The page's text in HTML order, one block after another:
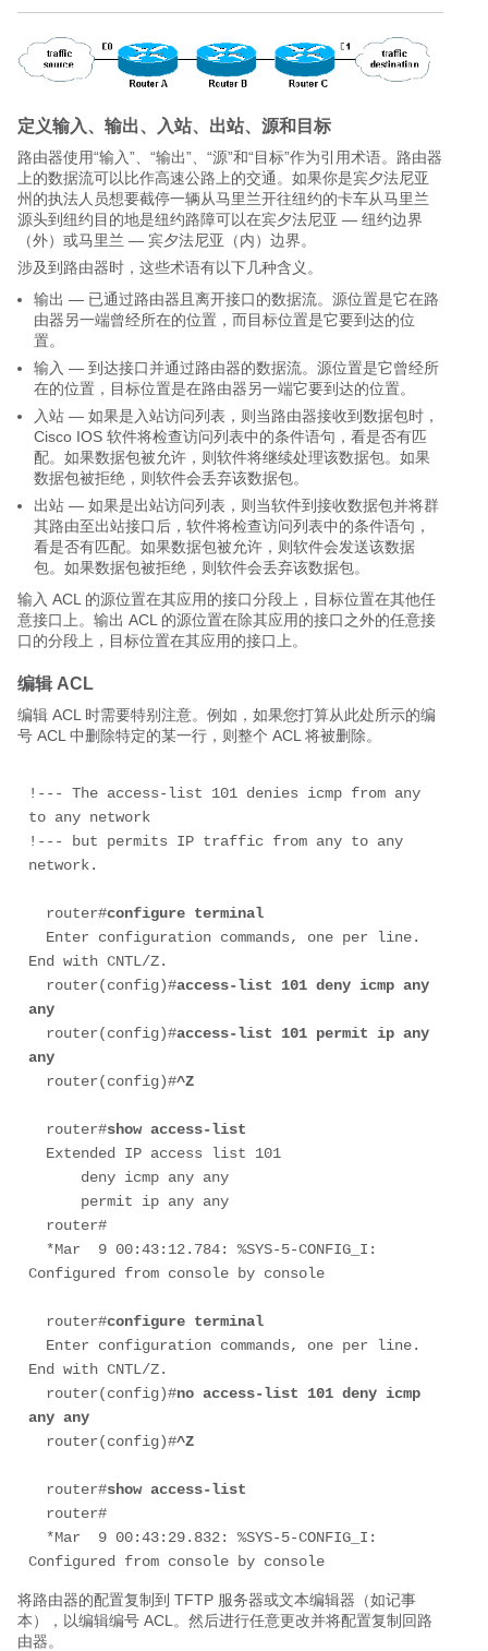
定义输入、输出、入站、出站、源和目标
路由器使用“输入”、“输出”、“源”和“目标”作为引用术语。路由器
上的数据流可以比作高速公路上的交通。如果你是宾夕法尼亚
州的执法人员想要截停一辆从马里兰开往纽约的卡车从马里兰
源头到纽约目的地是纽约路障可以在宾夕法尼亚 — 纽约边界
（外）或马里兰 — 宾夕法尼亚（内）边界。
涉及到路由器时，这些术语有以下几种含义。
输出 — 已通过路由器且离开接口的数据流。源位置是它在路
由器另一端曾经所在的位置，而目标位置是它要到达的位
置。
输入 — 到达接口并通过路由器的数据流。源位置是它曾经所
在的位置，目标位置是在路由器另一端它要到达的位置。
入站 — 如果是入站访问列表，则当路由器接收到数据包时，
Cisco IOS 软件将检查访问列表中的条件语句，看是否有匹
配。如果数据包被允许，则软件将继续处理该数据包。如果
数据包被拒绝，则软件会丢弃该数据包。
出站 — 如果是出站访问列表，则当软件到接收数据包并将群
其路由至出站接口后，软件将检查访问列表中的条件语句，
看是否有匹配。如果数据包被允许，则软件会发送该数据
包。如果数据包被拒绝，则软件会丢弃该数据包。
输入 ACL 的源位置在其应用的接口分段上，目标位置在其他任
意接口上。输出 ACL 的源位置在除其应用的接口之外的任意接
口的分段上，目标位置在其应用的接口上。
编辑 ACL
编辑 ACL 时需要特别注意。例如，如果您打算从此处所示的编
号 ACL 中删除特定的某一行，则整个 ACL 将被删除。
!--- The access-list 101 denies icmp from any
to any network
!--- but permits IP traffic from any to any
  router#
configure terminal
End with CNTL/Z.
  router(config)#
access-list 101 deny icmp any
any
  router(config)#
access-list 101 permit ip any
any
  router(config)#
^Z
  router#
show access-list
Configured from console by console
  router#
configure terminal
End with CNTL/Z.
  router(config)#
no access-list 101 deny icmp
any any
  router(config)#
^Z
  router#
show access-list
Configured from console by console
将路由器的配置复制到 TFTP 服务器或文本编辑器（如记事
本），以编辑编号 ACL。然后进行任意更改并将配置复制回路
由器。